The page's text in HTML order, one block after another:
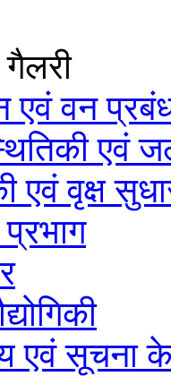
एवं वन
एवं
एवं वृक्ष
एवं सूचना